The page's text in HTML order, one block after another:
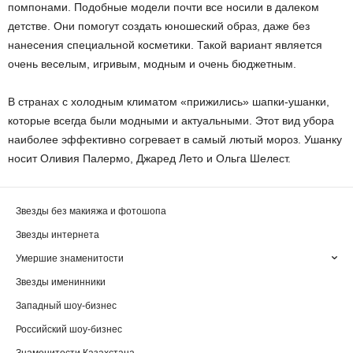
помпонами. Подобные модели почти все носили в далеком
детстве. Они помогут создать юношеский образ, даже без
нанесения специальной косметики. Такой вариант является
очень веселым, игривым, модным и очень бюджетным.
В странах с холодным климатом «прижились» шапки-ушанки,
которые всегда были модными и актуальными. Этот вид убора
наиболее эффективно согревает в самый лютый мороз. Ушанку
носит Оливия Палермо, Джаред Лето и Ольга Шелест.
Звезды без макияжа и фотошопа
Звезды интернета
Умершие знаменитости
Звезды именинники
Западный шоу-бизнес
Российский шоу-бизнес